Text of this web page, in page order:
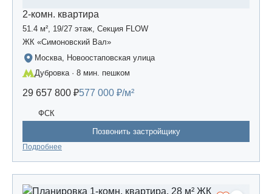
2-комн. квартира
51.4 м², 19/27 этаж, Секция FLOW
ЖК «Симоновский Вал»
Москва, Новоостаповская улица
Дубровка · 8 мин. пешком
29 657 800 ₽577 000 ₽/м²
ФСК
Позвонить застройщику
Подробнее